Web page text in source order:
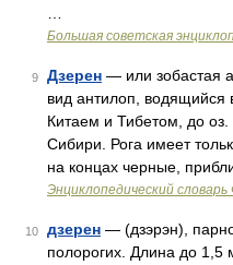
Большая советская
9 Дзерен — или зобастая
вид антилоп, водящийся
Китаем и Тибетом, до оз.
Сибири. Рога имеет
на концах черные,
Энциклопедический
10 дзерен — (дзэрэн),
полорогих. Длина до 1,5